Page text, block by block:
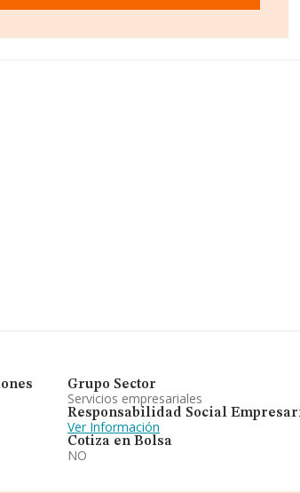
Grupo Sector
Servicios empresariales
Responsabilidad Social
Ver Información
Cotiza en Bolsa
NO